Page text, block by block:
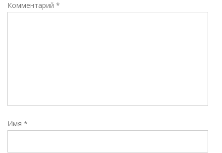
Комментарий *
Имя *